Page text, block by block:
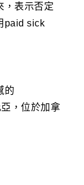
，表示否定
paid sick
的
，位於加拿